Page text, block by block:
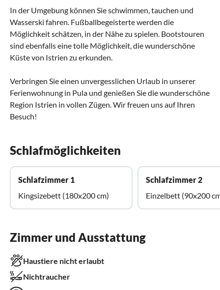
In der Umgebung können Sie schwimmen, tauchen und
Wasserski fahren. Fußballbegeisterte werden die
Möglichkeit schätzen, in der Nähe zu spielen. Bootstouren
sind ebenfalls eine tolle Möglichkeit, die wunderschöne
Küste von Istrien zu erkunden.
Verbringen Sie einen unvergesslichen Urlaub in unserer
Ferienwohnung in Pula und genießen Sie die wunderschöne
Region Istrien in vollen Zügen. Wir freuen uns auf Ihren
Besuch!
Schlafmöglichkeiten
Schlafzimmer 1
Kingsizebett (180x200 cm)
Schlafzimmer 2
Einzelbett (90x200
Zimmer und Ausstattung
Haustiere nicht erlaubt
Nichtraucher